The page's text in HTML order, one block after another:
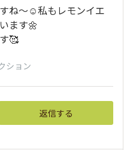
ね〜☺️私もレモンイエ
ます🌼
🥰
ション
返信する